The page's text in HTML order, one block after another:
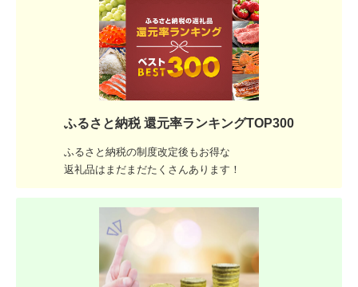
ふるさと納税 還元率ランキングTOP300
ふるさと納税の制度改定後もお得な
返礼品はまだまだたくさんあります！